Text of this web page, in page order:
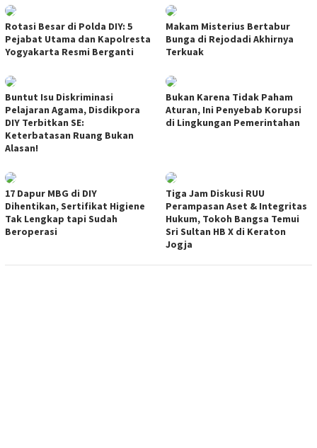
Rotasi Besar di Polda DIY: 5
Pejabat Utama dan Kapolresta
Yogyakarta Resmi Berganti
Makam Misterius Bertabur
Bunga di Rejodadi Akhirnya
Terkuak
Buntut Isu Diskriminasi
Pelajaran Agama, Disdikpora
DIY Terbitkan SE:
Keterbatasan Ruang Bukan
Alasan!
Bukan Karena Tidak Paham
Aturan, Ini Penyebab Korupsi
di Lingkungan Pemerintahan
17 Dapur MBG di DIY
Dihentikan, Sertifikat Higiene
Tak Lengkap tapi Sudah
Beroperasi
Tiga Jam Diskusi RUU
Perampasan Aset & Integritas
Hukum, Tokoh Bangsa Temui
Sri Sultan HB X di Keraton
Jogja